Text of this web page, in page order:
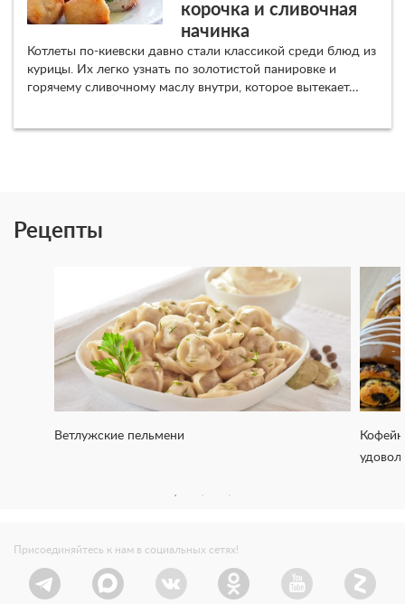
корочка и сливочная
начинка
Котлеты по-киевски давно стали классикой среди блюд из
курицы. Их легко узнать по золотистой панировке и
горячему сливочному маслу внутри, которое вытекает…
Рецепты
Ветлужские пельмени
Присоединяйтесь к нам в социальных сетях!